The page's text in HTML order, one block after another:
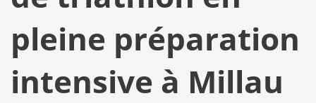
pleine préparation
intensive à Millau